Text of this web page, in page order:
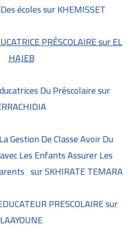
écoles sur KHEMISSET
PRÉSCOLAIRE sur EL
HAJEB
Du Préscolaire sur
Gestion De Classe Avoir Du
Les Enfants Assurer Les
sur SKHIRATE TEMARA
PRESCOLAIRE sur
LAAYOUNE